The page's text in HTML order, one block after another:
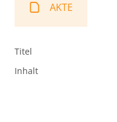
AKTE
Titel
Inhalt